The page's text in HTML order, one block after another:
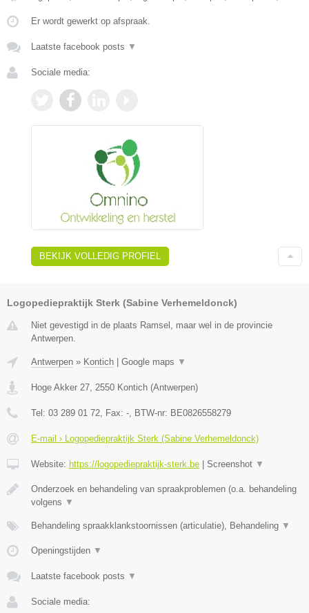
Er wordt gewerkt op afspraak.
Laatste facebook posts ▼
Sociale media:
BEKIJK VOLLEDIG PROFIEL
Logopediepraktijk Sterk (Sabine Verhemeldonck)
Niet gevestigd in de plaats Ramsel, maar wel in de provincie
Antwerpen.
Antwerpen » Kontich Google maps ▼
Hoge Akker 27, 2550 Kontich (Antwerpen)
Tel: 03 289 01 72, Fax: -, BTW-nr: BE0826558279
E-mail › Logopediepraktijk Sterk (Sabine Verhemeldonck)
Website: https://logopediepraktijk-sterk.be Screenshot ▼
Onderzoek en behandeling van spraakproblemen (o.a. behandeling
volgens ▼
Behandeling spraakklankstoornissen (articulatie), Behandeling ▼
Openingstijden ▼
Laatste facebook posts ▼
Sociale media: